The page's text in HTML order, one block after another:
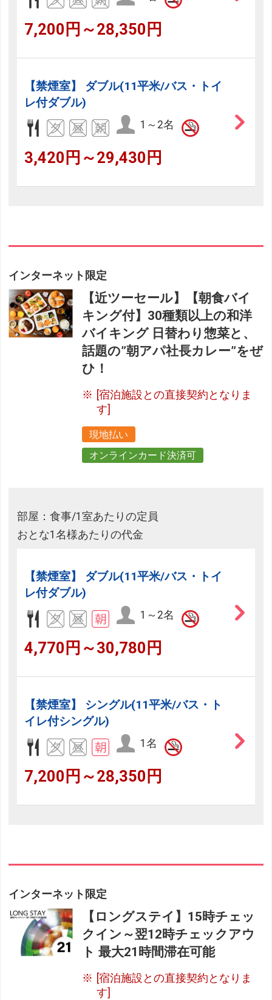
7,200円～28,350円
【禁煙室】 ダブル(11平米/バス・トイ
レ付ダブル)
1～2名
3,420円～29,430円
インターネット限定
【近ツーセール】【朝食バイ
キング付】30種類以上の和洋
バイキング 日替わり惣菜と、
話題の”朝アパ社長カレー”をぜ
ひ！
[宿泊施設との直接契約となりま
す]
現地払い
オンラインカード決済可
部屋：食事/1室あたりの定員
おとな1名様あたりの代金
【禁煙室】 ダブル(11平米/バス・トイ
レ付ダブル)
1～2名
4,770円～30,780円
【禁煙室】 シングル(11平米/バス・ト
イレ付シングル)
1名
7,200円～28,350円
インターネット限定
【ロングステイ】15時チェッ
クイン～翌12時チェックアウ
ト 最大21時間滞在可能
[宿泊施設との直接契約となりま
す]